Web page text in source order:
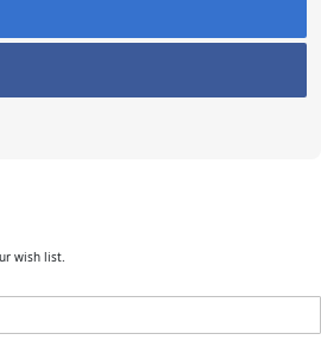
wish list.